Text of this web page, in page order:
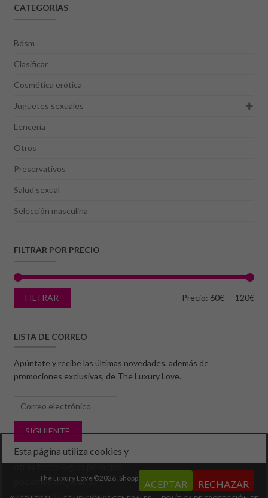
CATEGORÍAS
Bdsm
Clasificar
Cosmética erótica
Juguetes sexuales
Lencería
Otros
Preservativos
Salud sexual
Selección masculina
FILTRAR POR PRECIO
FILTRAR Precio: 60€ — 120€
LISTA DE CORREO
Apúntate y recibe las últimas novedades, además de
promociones exclusivas, de The Luxury Love.
The Luxury Love ©2026. Shopper
Esta página utiliza cookies y
otras tecnologías para que
podamos mejorar su
ACEPTAR RECHAZAR